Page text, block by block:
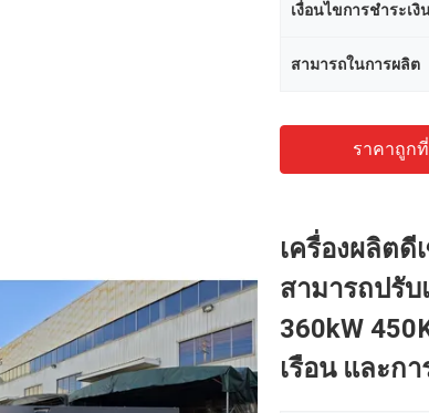
เงื่อนไขการชำระเงิ
สามารถในการผลิต
ราคาถูก
เครื่องผลิตดี
สามารถปรับ
360kW
เรือน และก